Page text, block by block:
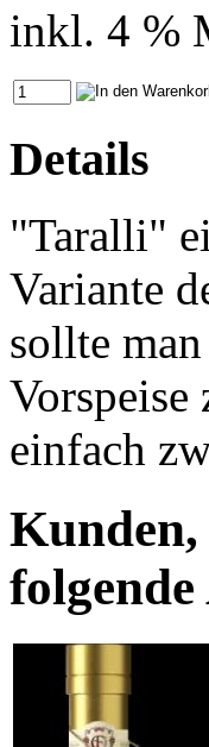
inkl. 4 %
Details
"Taralli"
Variante
sollte
Vorspeise
einfach